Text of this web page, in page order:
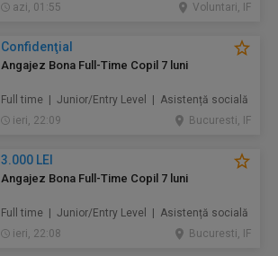
azi, 01:55
Voluntari, IF
Confidenţial
Angajez Bona Full-Time Copil 7 luni
Full time | Junior/Entry Level | Asistență socială
ieri, 22:09
Bucuresti, IF
3.000 LEI
Angajez Bona Full-Time Copil 7 luni
Full time | Junior/Entry Level | Asistență socială
ieri, 22:08
Bucuresti, IF